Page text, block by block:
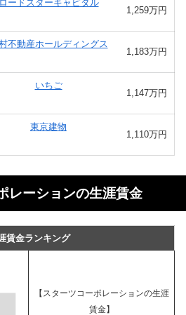
ロードスターキャピタル
1,259万円
不動産ホールディングス
1,183万円
いちご
1,147万円
東京建物
1,110万円
レーションの生涯賃金
賃金ランキング
【スターツコーポレーションの生涯
賃金】